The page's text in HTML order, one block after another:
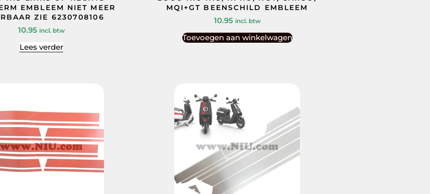
EMBLEEM NIET MEER
ZIE 6230708106
10.95 incl. btw
Lees verder
MQI+GT BEENSCHILD EMBLEEM
10.95 incl. btw
Toevoegen aan winkelwagen